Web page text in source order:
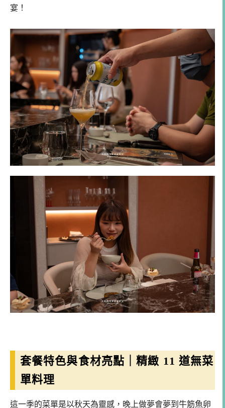
宴！
套餐特色與食材亮點｜精緻 11 道無菜
單料理
這一季的菜單是以秋天為靈感，晚上做夢會夢到牛筋魚卵